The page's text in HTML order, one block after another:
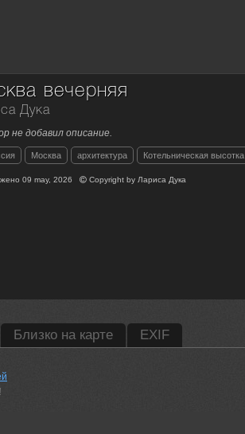
вечерняя
Дука
не добавил описание.
Москва архитектура Котельническая высотка
09 may, 2026 Copyright byЛариса Дука
Близко на карте EXIF